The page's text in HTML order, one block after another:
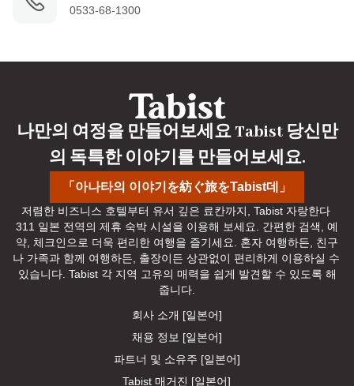
0533-68-1300
「아나타의 이야기を紡ぐ旅をTabist데」
나만의 여정을 만들어보세요 Tabist 당신만
의 독특한 이야기를 만들어보세요.
저렴한 비즈니스 호텔부터 유서 깊은 료칸까지, Tabist 자랑한다
311 일본 전역의 제휴 숙박 시설을 이용해 보세요. 간편한 검색, 예
약, 체크인으로 더욱 편리한 여행을 즐기세요. 혼자 여행하든, 친구
나 가족과 함께 여행하든, 출장이든 상관없이 편리하게 이용하실 수
있습니다. Tabist 각 지역 고유의 매력을 쉽게 발견할 수 있도록 해
줍니다.
회사 소개 [일본어]
채용 정보 [일본어]
파트너 및 소유주 [일본어]
Tabist 매거진 [일본어]